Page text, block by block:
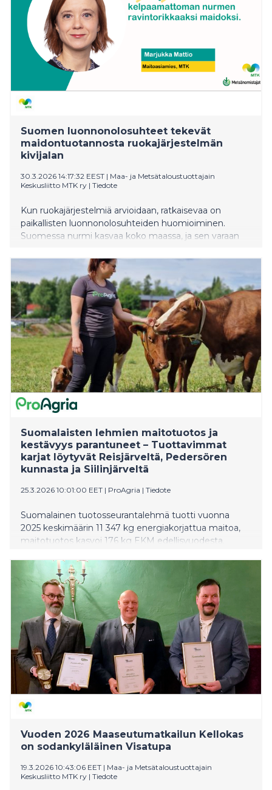
Suomen luonnonolosuhteet tekevät
maidontuotannosta ruokajärjestelmän
kivijalan
30.3.2026 14:17:32 EEST | Maa- ja Metsätaloustuottajain
Keskusliitto MTK ry | Tiedote
Kun ruokajärjestelmiä arvioidaan, ratkaisevaa on
paikallisten luonnonolosuhteiden huomioiminen.
Suomessa nurmi kasvaa koko maassa, ja sen varaan
tuotannon alueilla, joilla kasvinviljely ihmisravinnoksi on
hyvin haastavaa, maitoasiamies Marjukka Mattio
korostaa MTK.fi -sivun blogitekstissä.
Suomalaisten lehmien maitotuotos ja
kestävyys parantuneet – Tuottavimmat
karjat löytyvät Reisjärveltä, Pedersören
kunnasta ja Siilinjärveltä
25.3.2026 10:01:00 EET | ProAgria | Tiedote
Suomalainen tuotosseurantalehmä tuotti vuonna
2025 keskimäärin 11 347 kg energiakorjattua maitoa,
maitotuotos kasvoi 176 kg EKM edellisvuodesta.
Vuoden 2026 Maaseutumatkailun Kellokas
on sodankyläläinen Visatupa
19.3.2026 10:43:06 EET | Maa- ja Metsätaloustuottajain
Keskusliitto MTK ry | Tiedote